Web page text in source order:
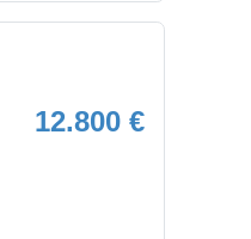
12.800 €